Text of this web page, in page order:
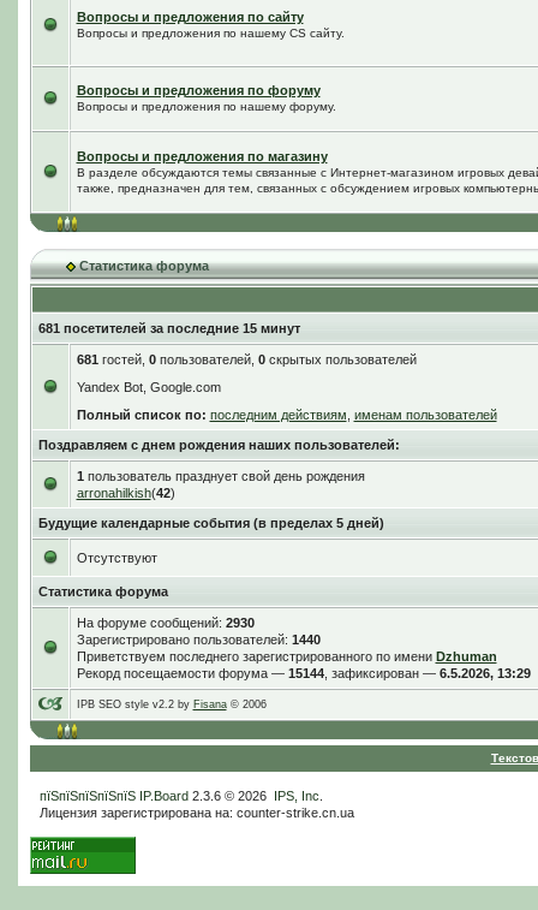
Вопросы и предложения по сайту
Вопросы и предложения по нашему CS сайту.
Вопросы и предложения по форуму
Вопросы и предложения по нашему форуму.
Вопросы и предложения по магазину
В разделе обсуждаются темы связанные с Интернет-магазином игровых
также, предназначен для тем, связанных с обсуждением игровых
Статистика форума
681 посетителей за последние 15 минут
681 гостей, 0пользователей, 0скрытых пользователей
Yandex Bot, Google.com
Полный список по: последним действиям именам пользователей
Поздравляем с днем рождения наших пользователей:
1 пользователь празднует свой день рождения
arronahilkish(42)
Будущие календарные события (в пределах 5 дней)
Отсутствуют
Статистика форума
На форуме сообщений: 2930
Зарегистрировано пользователей: 1440
Приветствуем последнего зарегистрированного по имени Dzhuman
Рекорд посещаемости форума — 15144, зафиксирован — 6.5.2026, 13:29
IPB SEO style v2.2 by Fisana© 2006
пїЅпїЅпїЅпїЅпїЅ IP.Board2.3.6 © 2026 IPS, Inc
Лицензия зарегистрирована на: counter-strike.cn.ua